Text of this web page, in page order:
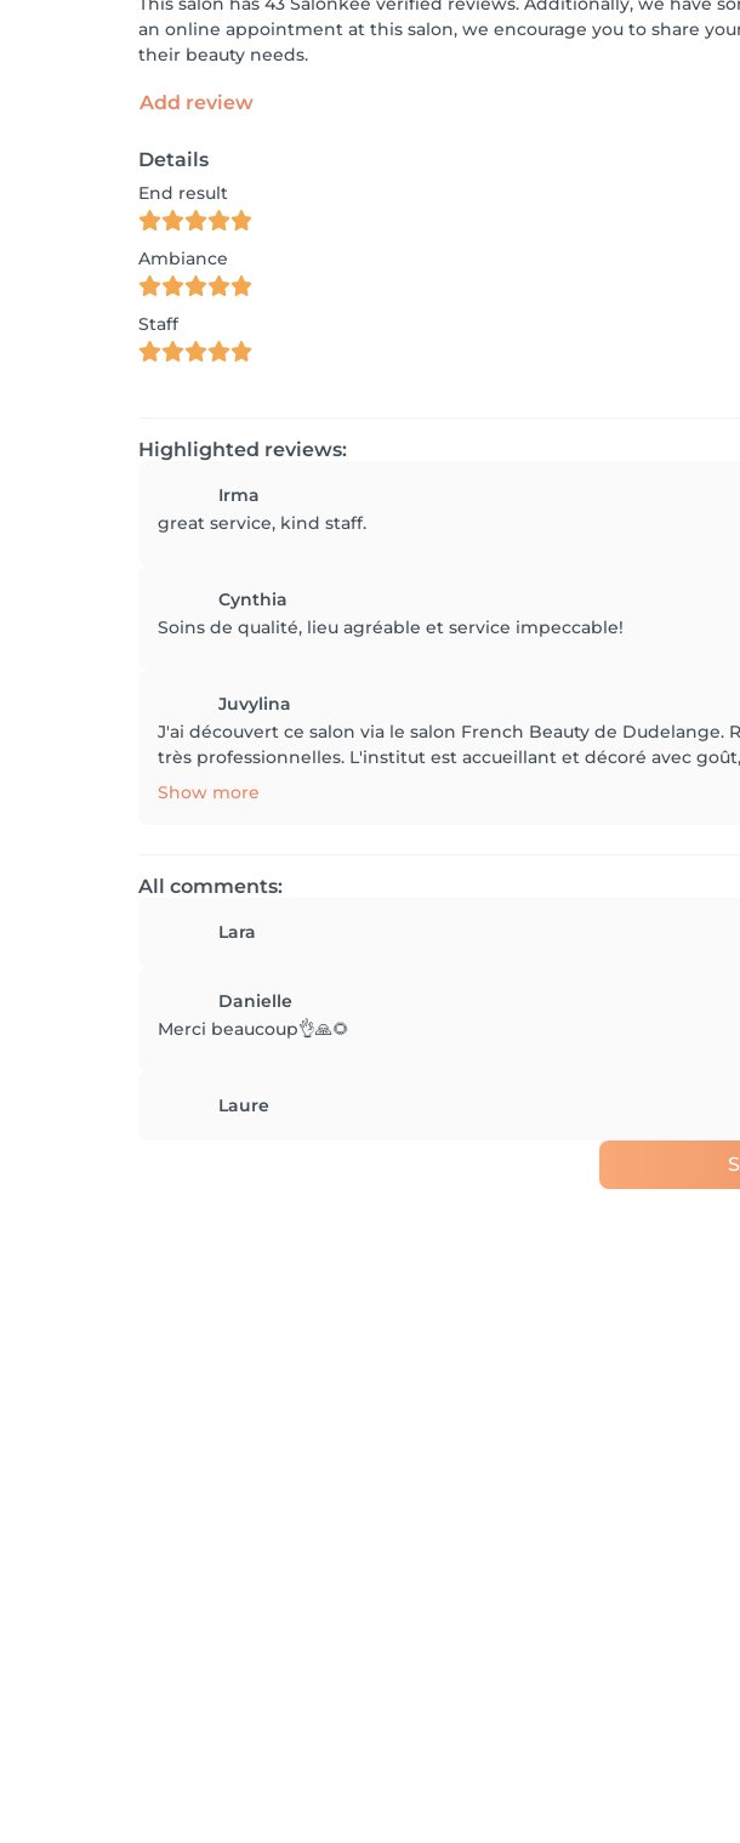
an online appointment at this salon, we encourage you to share
their beauty needs.
Add review
Details
End result
Ambiance
Staff
Highlighted reviews:
Irma
great service, kind staff.
Cynthia
Soins de qualité, lieu agréable et service impeccable!
Juvylina
J'ai découvert ce salon via le salon French Beauty de
très professionnelles. L'institut est accueillant et décoré avec
Show more
All comments:
Lara
Danielle
Merci beaucoup👌🙏🌻
Laure